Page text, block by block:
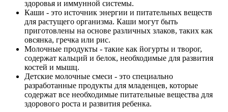
здоровья и иммунной системы.
Каши - это источник энергии и питательных веществ
для растущего организма. Каши могут быть
приготовлены на основе различных злаков, таких как
овсянка, гречка или рис.
Молочные продукты - такие как йогурты и творог,
содержат кальций и белок, необходимые для развития
костей и мышц.
Детские молочные смеси - это специально
разработанные продукты для младенцев, которые
содержат все необходимые питательные вещества для
здорового роста и развития ребенка.